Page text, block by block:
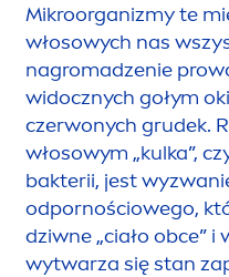
Mikroorganizmy te
włosowych nas
nagromadzenie
widocznych gołym
czerwonych grudek.
włosowym „kulka”,
bakterii, jest
odpornościowego,
dziwne „ciało obce” i
wytwarza się stan